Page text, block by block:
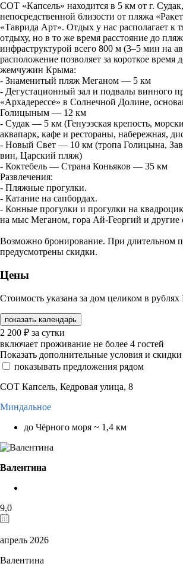
СОТ «Капсель» находится в 5 км от г.
непосредственной близости от пляжа
«Таврида Арт». Отдых у нас располагает к
отдыху, но в то же время расстояние до
инфраструктурой всего 800 м (3–5 мин на
расположение позволяет за короткое время
жемчужин Крыма:
- Знаменитый пляж Меганом — 5 км
- Дегустационный зал и подвалы винного
«Архадерессе» в Солнечной Долине,
Голицыным — 12 км
- Судак — 5 км (Генуэзская крепость,
аквапарк, кафе и рестораны, набережная,
- Новый Свет — 10 км (тропа Голицына,
вин, Царский пляж)
- Коктебель — Страна Коньяков — 35 км
Развлечения:
- Пляжные прогулки.
- Катание на сапбордах.
- Конные прогулки и прогулки на
на мыс Меганом, гора Ай-Георгий и
Возможно бронирование. При длительном
предусмотрены скидки.
Цены
Стоимость указана за дом целиком в
показать календарь
2 200 ₽ за сутки
включает проживание не более 4 гостей
Показать дополнительные условия и скидки
показывать предложения рядом
СОТ Капсель, Кедровая улица, 8
Миндальное
до Чёрного моря ~ 1,4 км
Валентина
9,0
апрель 2026
Валентина